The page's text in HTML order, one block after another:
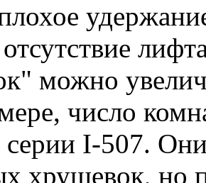
можно
число
I-507.
хрущевок, но